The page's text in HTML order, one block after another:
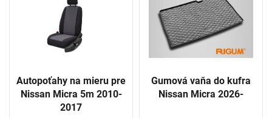
Autopoťahy na mieru pre
Nissan Micra 5m 2010-
2017
Gumová vaňa do kufra
Nissan Micra 2026-